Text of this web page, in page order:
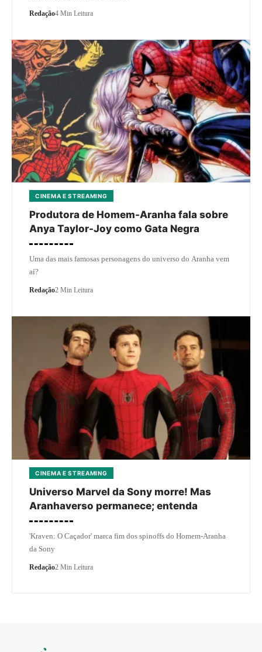
Redação4 Min Leitura
CINEMA E STREAMING
Produtora de Homem-Aranha fala sobre
Anya Taylor-Joy como Gata Negra
Uma das mais famosas personagens do universo do Aranha vem
aí?
Redação2 Min Leitura
CINEMA E STREAMING
Universo Marvel da Sony morre! Mas
Aranhaverso permanece; entenda
'Kraven: O Caçador' marca fim dos spinoffs do Homem-Aranha
da Sony
Redação2 Min Leitura